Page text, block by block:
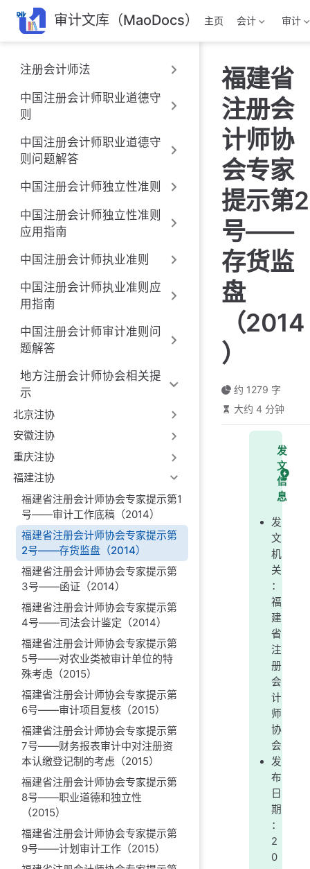
跳
至
主
要
內
容
审计文库（MaoDocs） 主页 会计 审计
注册会计师法
中国注册会计师职业道德守
则
中国注册会计师职业道德守
则问题解答
中国注册会计师独立性准则
中国注册会计师独立性准则
应用指南
中国注册会计师执业准则
中国注册会计师执业准则应
用指南
中国注册会计师审计准则问
题解答
地方注册会计师协会相关提
示
北京注协
安徽注协
重庆注协
福建注协
福建省注册会计师协会专家提示第1
号——审计工作底稿（2014）
福建省注册会计师协会专家提示第
2号——存货监盘（2014）
福建省注册会计师协会专家提示第
3号——函证（2014）
福建省注册会计师协会专家提示第
4号——司法会计鉴定（2014）
福建省注册会计师协会专家提示第
5号——对农业类被审计单位的特
殊考虑（2015）
福建省注册会计师协会专家提示第
6号——审计项目复核（2015）
福建省注册会计师协会专家提示第
7号——财务报表审计中对注册资
本认缴登记制的考虑（2015）
福建省注册会计师协会专家提示第
8号——职业道德和独立性
（2015）
福建省注册会计师协会专家提示第
9号——计划审计工作（2015）
福建省
注册会
计师协
会专家
提示第2
号——
存货监
盘
（2014
）
约 1279 字
大约 4 分钟
发
文
信
息
发
文
机
关
：
福
建
省
注
册
会
计
师
协
会
发
布
日
期
：
2
0